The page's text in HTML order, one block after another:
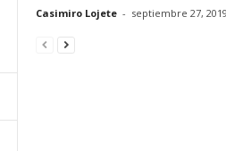
Casimiro Lojete - septiembre 27, 2019